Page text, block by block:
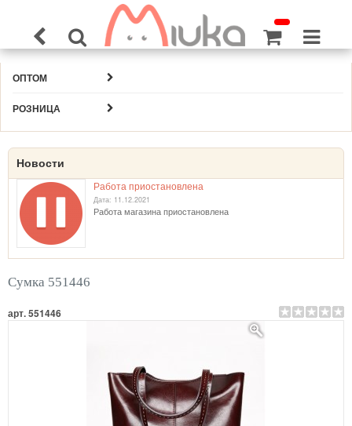
ОПТОМ
РОЗНИЦА
Новости
Работа приостановлена
Дата: 11.12.2021
Работа магазина приостановлена
Сумка 551446
арт. 551446